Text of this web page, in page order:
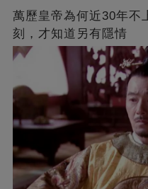
萬歷皇帝為何近30年不
刻，才知道另有隱情